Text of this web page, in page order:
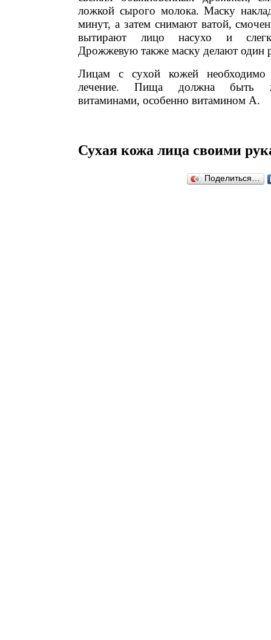
ложкой сырого молока. Маску
минут, а затем снимают ватой,
вытирают лицо насухо и
Дрожжевую также маску делают один
Лицам с сухой кожей необходимо
лечение. Пища должна быть
витаминами, особенно витамином А.
Сухая кожа лица своими
Поделиться…